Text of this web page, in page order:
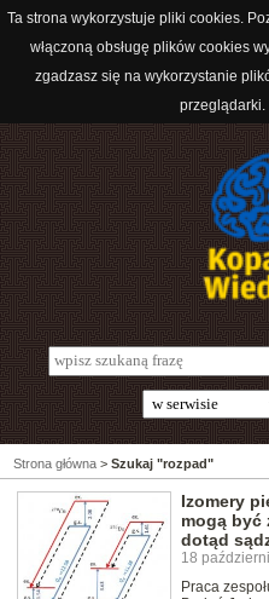
Ta strona wykorzystuje pliki cookies.
włączoną obsługę plików cookies
zgadzasz się na wykorzystanie
przeglądarki.
Strona główna > Szukaj "rozpad"
Izomery
mogą być
dotąd
18
Praca